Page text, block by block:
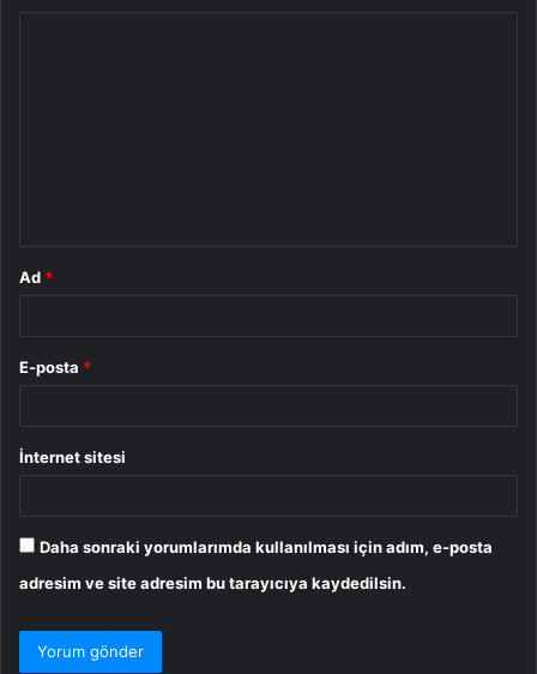
Ad *
E-posta *
İnternet sitesi
Daha sonraki yorumlarımda kullanılması için adım, e-posta
adresim ve site adresim bu tarayıcıya kaydedilsin.